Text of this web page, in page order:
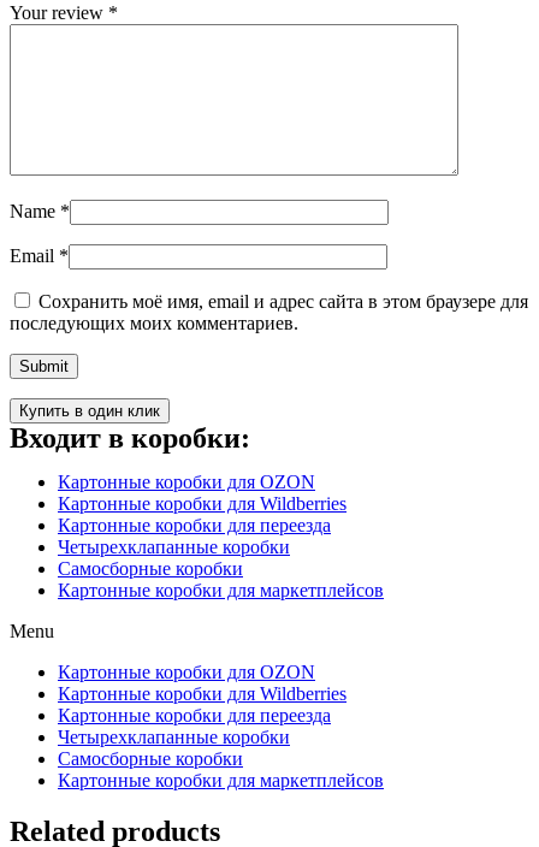
Your review *
Name *
Email *
Сохранить моё имя, email и адрес сайта в этом браузере для
последующих моих комментариев.
Купить в один клик
Входит в коробки:
Картонные коробки для OZON
Картонные коробки для Wildberries
Картонные коробки для переезда
Четырехклапанные коробки
Самосборные коробки
Картонные коробки для маркетплейсов
Menu
Картонные коробки для OZON
Картонные коробки для Wildberries
Картонные коробки для переезда
Четырехклапанные коробки
Самосборные коробки
Картонные коробки для маркетплейсов
Related products